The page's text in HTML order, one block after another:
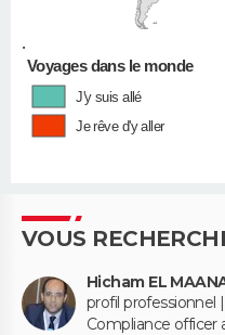
•
Voyages dans le monde
J'y suis allé
Je rêve d'y aller
VOUS
Hicham EL
profil professionnel
Compliance officer